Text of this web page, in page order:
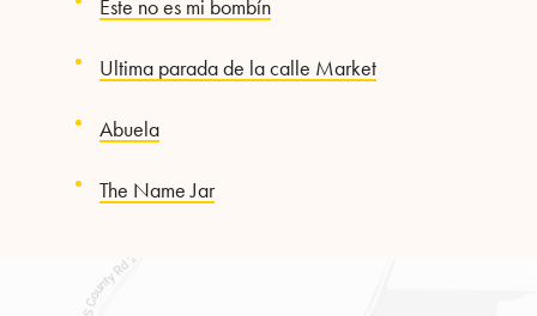
Este no es mi bombín
Ultima parada de la calle Market
Abuela
The Name Jar